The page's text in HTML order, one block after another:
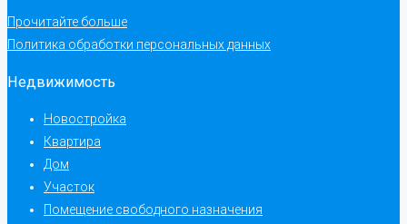
Прочитайте больше
Политика обработки персональных данных
Недвижимость
Новостройка
Квартира
Дом
Участок
Помещение свободного назначения